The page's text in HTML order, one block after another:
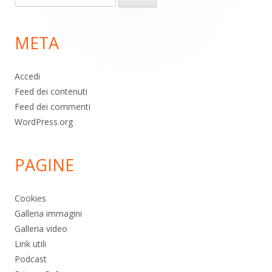
pagina
per:
META
Accedi
Feed dei contenuti
Feed dei commenti
WordPress.org
PAGINE
Cookies
Galleria immagini
Galleria video
Link utili
Podcast